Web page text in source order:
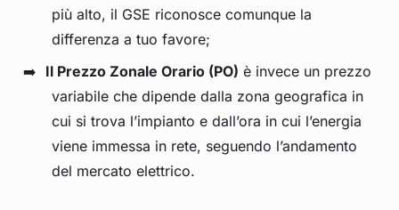
più alto, il GSE riconosce comunque la
differenza a tuo favore;
Il Prezzo Zonale Orario (PO) è invece un prezzo
variabile che dipende dalla zona geografica in
cui si trova l’impianto e dall’ora in cui l’energia
viene immessa in rete, seguendo l’andamento
del mercato elettrico.